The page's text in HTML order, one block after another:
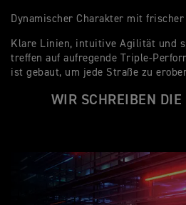
Dynamischer Charakter mit
Klare Linien, intuitive Agilität und
treffen auf aufregende Triple-
ist gebaut, um jede Straße zu
WIR SCHREIBEN DIE